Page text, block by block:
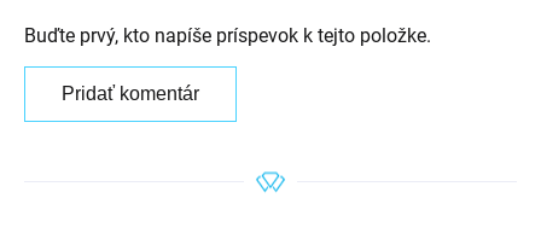
Buďte prvý, kto napíše príspevok k tejto položke.
Pridať komentár